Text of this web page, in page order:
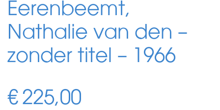
Eerenbeemt,
Nathalie van den –
zonder titel – 1966
€ 225,00